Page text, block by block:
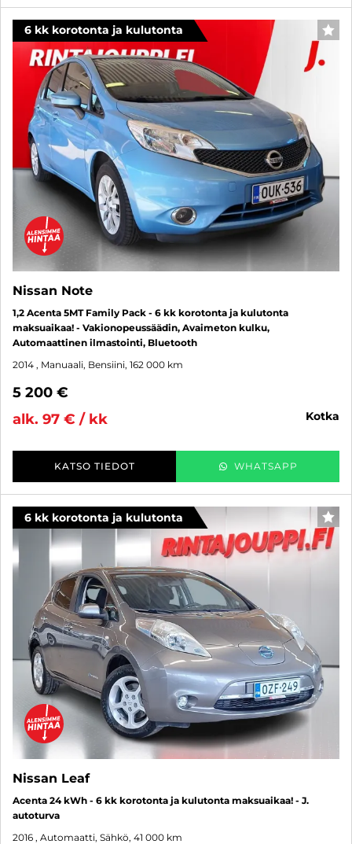
6 kk korotonta ja kulutonta
Nissan Note
1,2 Acenta 5MT Family Pack - 6 kk korotonta ja kulutonta
maksuaikaa! - Vakionopeussäädin, Avaimeton kulku,
Automaattinen ilmastointi, Bluetooth
2014 , Manuaali, Bensiini, 162 000 km
5 200 €
alk. 97 € / kk
kotka
KATSO TIEDOT WHATSAPP
6 kk korotonta ja kulutonta
Nissan Leaf
Acenta 24 kWh - 6 kk korotonta ja kulutonta maksuaikaa! - J.
autoturva
2016 , Automaatti, Sähkö, 41 000 km